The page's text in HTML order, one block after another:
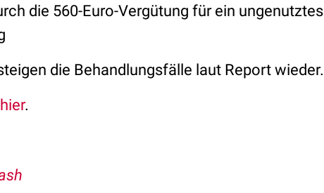
die 560-Euro-Vergütung für ein ungenutztes
die Behandlungsfälle laut Report wieder.
hier.